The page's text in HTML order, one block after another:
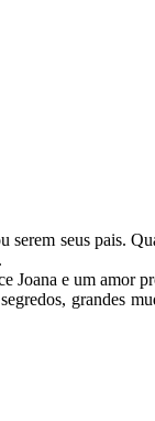
seus pais.
Joana e um amor
grandes